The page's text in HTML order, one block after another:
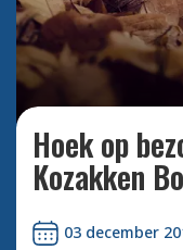
Hoek op
Kozakken
03 december